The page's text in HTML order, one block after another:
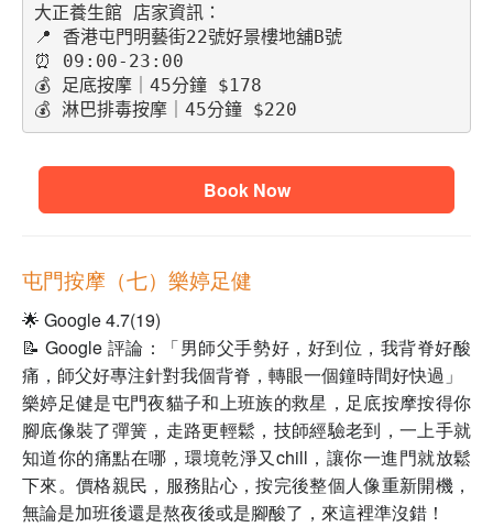
大正養生館 店家資訊：
📍 香港屯門明藝街22號好景樓地舖B號
⏰ 09:00-23:00
💰 足底按摩｜45分鐘 $178
💰 淋巴排毒按摩｜45分鐘 $220
Book Now
屯門按摩（七）樂婷足健
🌟 Google 4.7(19)
📝 Google 評論：「男師父手勢好，好到位，我背脊好酸
痛，師父好專注針對我個背脊，轉眼一個鐘時間好快過」
樂婷足健是屯門夜貓子和上班族的救星，足底按摩按得你
腳底像裝了彈簧，走路更輕鬆，技師經驗老到，一上手就
知道你的痛點在哪，環境乾淨又chill，讓你一進門就放鬆
下來。價格親民，服務貼心，按完後整個人像重新開機，
無論是加班後還是熬夜後或是腳酸了，來這裡準沒錯！